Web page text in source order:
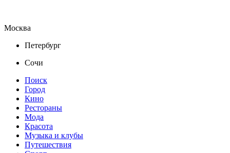
Москва
Петербург
Сочи
Поиск
Город
Кино
Рестораны
Мода
Красота
Музыка и клубы
Путешествия